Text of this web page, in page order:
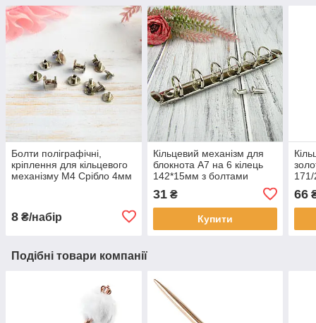
Болти поліграфічні,
кріплення для кільцевого
механізму М4 Срібло 4мм
8 ₴/набір
Кільцевий механізм для
блокнота А7 на 6 кілець
142*15мм з болтами
31₴
Купити
66
Подібні товари компанії